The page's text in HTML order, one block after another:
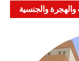
والجنسية